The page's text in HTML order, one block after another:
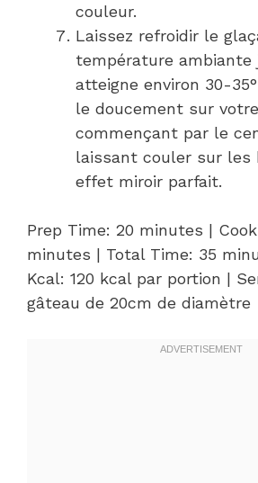
couleur.
Laissez refroidir le
température ambiante
atteigne environ 30-
le doucement sur
commençant par le
laissant couler sur les
effet miroir parfait.
Prep Time: 20 minutes |
minutes | Total Time: 35
Kcal: 120 kcal par portion |
gâteau de 20cm de diamètre